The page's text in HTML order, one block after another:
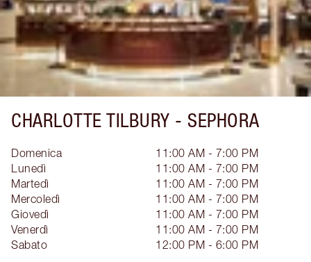
CHARLOTTE TILBURY - SEPHORA
Domenica
11:00 AM - 7:00 PM
Lunedì
11:00 AM - 7:00 PM
Martedì
11:00 AM - 7:00 PM
Mercoledì
11:00 AM - 7:00 PM
Giovedì
11:00 AM - 7:00 PM
Venerdì
11:00 AM - 7:00 PM
Sabato
12:00 PM - 6:00 PM